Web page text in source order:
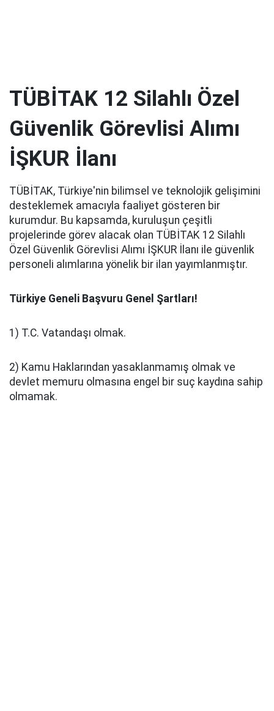
TÜBİTAK 12 Silahlı Özel
Güvenlik Görevlisi Alımı
İŞKUR İlanı
TÜBİTAK, Türkiye'nin bilimsel ve teknolojik gelişimini
desteklemek amacıyla faaliyet gösteren bir
kurumdur. Bu kapsamda, kuruluşun çeşitli
projelerinde görev alacak olan TÜBİTAK 12 Silahlı
Özel Güvenlik Görevlisi Alımı İŞKUR İlanı ile güvenlik
personeli alımlarına yönelik bir ilan yayımlanmıştır.
Türkiye Geneli Başvuru Genel Şartları!
1) T.C. Vatandaşı olmak.
2) Kamu Haklarından yasaklanmamış olmak ve
devlet memuru olmasına engel bir suç kaydına sahip
olmamak.